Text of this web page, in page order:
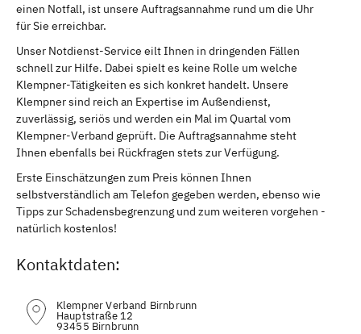
einen Notfall, ist unsere Auftragsannahme rund um die Uhr
für Sie erreichbar.
Unser Notdienst-Service eilt Ihnen in dringenden Fällen
schnell zur Hilfe. Dabei spielt es keine Rolle um welche
Klempner-Tätigkeiten es sich konkret handelt. Unsere
Klempner sind reich an Expertise im Außendienst,
zuverlässig, seriös und werden ein Mal im Quartal vom
Klempner-Verband geprüft. Die Auftragsannahme steht
Ihnen ebenfalls bei Rückfragen stets zur Verfügung.
Erste Einschätzungen zum Preis können Ihnen
selbstverständlich am Telefon gegeben werden, ebenso wie
Tipps zur Schadensbegrenzung und zum weiteren vorgehen -
natürlich kostenlos!
Kontaktdaten:
Klempner Verband Birnbrunn
Hauptstraße 12
93455 Birnbrunn